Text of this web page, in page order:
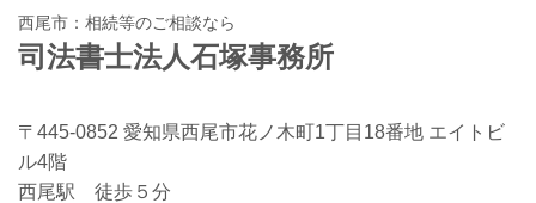
西尾市：相続等のご相談なら
司法書士法人石塚事務所
〒445-0852 愛知県西尾市花ノ木町1丁目18番地 エイトビ
ル4階
西尾駅 徒歩５分